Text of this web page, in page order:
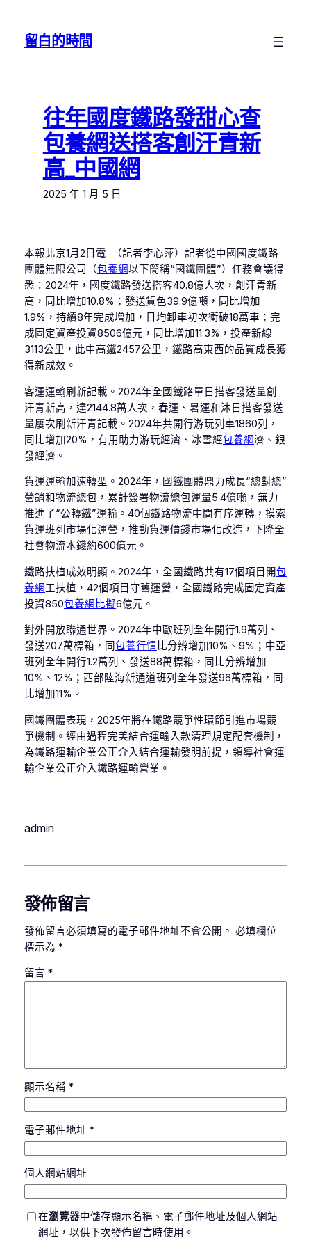
留白的時間
往年國度鐵路發甜心查
包養網送搭客創汗青新
高_中國網
2025 年 1 月 5 日
本報北京1月2日電 （記者李心萍）記者從中國國度鐵路
團體無限公司（包養網以下簡稱“國鐵團體”）任務會議得
悉：2024年，國度鐵路發送搭客40.8億人次，創汗青新
高，同比增加10.8%；發送貨色39.9億噸，同比增加
1.9%，持續8年完成增加，日均卸車初次衝破18萬車；完
成固定資產投資8506億元，同比增加11.3%，投產新線
3113公里，此中高鐵2457公里，鐵路高東西的品質成長獲
得新成效。
客運運輸刷新記載。2024年全國鐵路單日搭客發送量創
汗青新高，達2144.8萬人次，春運、暑運和沐日搭客發送
量屢次刷新汗青記載。2024年共開行游玩列車1860列，
同比增加20%，有用助力游玩經濟、冰雪經包養網濟、銀
發經濟。
貨運運輸加速轉型。2024年，國鐵團體鼎力成長“總對總”
營銷和物流總包，累計簽署物流總包運量5.4億噸，無力
推進了“公轉鐵”運輸。40個鐵路物流中間有序運轉，摸索
貨運班列市場化運營，推動貨運價錢市場化改造，下降全
社會物流本錢約600億元。
鐵路扶植成效明顯。2024年，全國鐵路共有17個項目開包
養網工扶植，42個項目守舊運營，全國鐵路完成固定資產
投資850包養網比擬6億元。
對外開放聯通世界。2024年中歐班列全年開行1.9萬列、
發送207萬標箱，同包養行情比分辨增加10%、9%；中亞
班列全年開行1.2萬列、發送88萬標箱，同比分辨增加
10%、12%；西部陸海新通道班列全年發送96萬標箱，同
比增加11%。
國鐵團體表現，2025年將在鐵路競爭性環節引進市場競
爭機制。經由過程完美結合運輸入款清理規定配套機制，
為鐵路運輸企業公正介入結合運輸發明前提，領導社會運
輸企業公正介入鐵路運輸營業。
admin
發佈留言
發佈留言必須填寫的電子郵件地址不會公開。 必填欄位
標示為 *
留言 *
顯示名稱 *
電子郵件地址 *
個人網站網址
在瀏覽器中儲存顯示名稱、電子郵件地址及個人網站
網址，以供下次發佈留言時使用。